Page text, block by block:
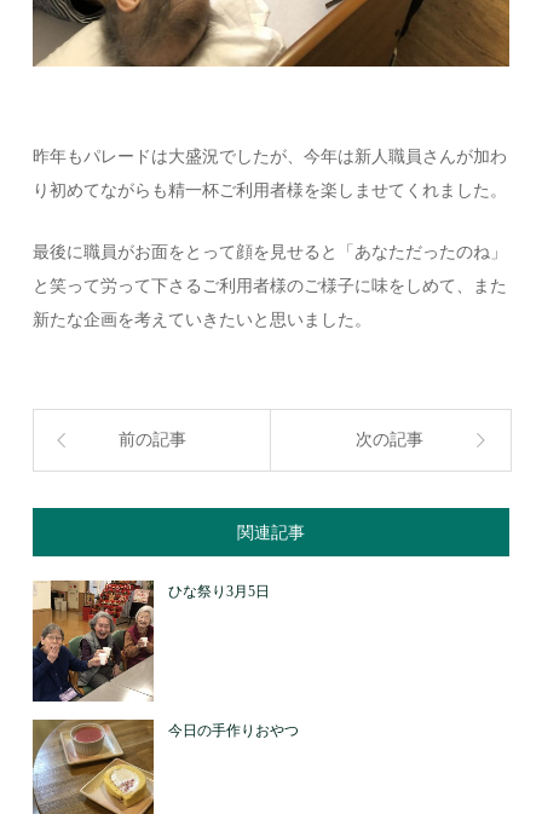
昨年もパレードは大盛況でしたが、今年は新人職員さんが加わ
り初めてながらも精一杯ご利用者様を楽しませてくれました。
最後に職員がお面をとって顔を見せると「あなただったのね」
と笑って労って下さるご利用者様のご様子に味をしめて、また
新たな企画を考えていきたいと思いました。
前の記事 次の記事
関連記事
ひな祭り3月5日
今日の手作りおやつ